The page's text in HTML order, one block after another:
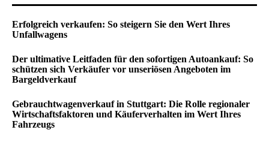
Erfolgreich verkaufen: So steigern Sie den Wert Ihres
Unfallwagens
Der ultimative Leitfaden für den sofortigen Autoankauf: So
schützen sich Verkäufer vor unseriösen Angeboten im
Bargeldverkauf
Gebrauchtwagenverkauf in Stuttgart: Die Rolle regionaler
Wirtschaftsfaktoren und Käuferverhalten im Wert Ihres
Fahrzeugs